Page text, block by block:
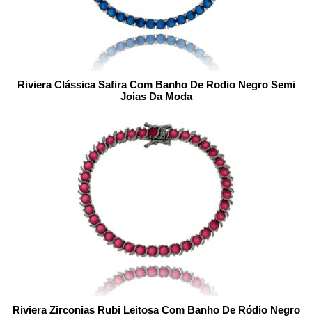
Riviera Clássica Safira Com Banho De Rodio Negro Semi
Joias Da Moda
Riviera Zirconias Rubi Leitosa Com Banho De Ródio Negro